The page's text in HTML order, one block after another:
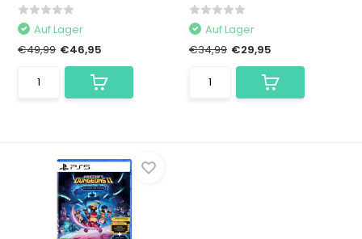
Auf Lager
€49,99 €46,95
Auf Lager
€34,99 €29,95